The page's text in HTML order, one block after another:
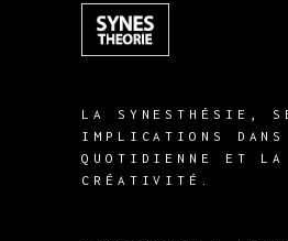
LA SYNESTHÉSIE,
IMPLICATIONS
QUOTIDIENNE ET LA
CRÉATIVITÉ.